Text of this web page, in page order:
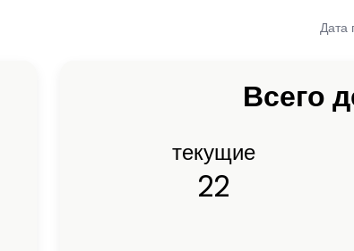
Дата
Всего
текущие
22